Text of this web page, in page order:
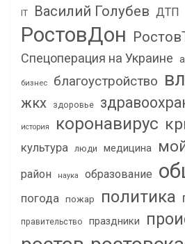
IT Василий Голубев ДТП
РостовДон
Спецоперация на Украине
бизнес благоустройство
жкх здоровье
история коронавирус
культура люди медицина
район
наука образование
погода пожар политика
правительство праздники